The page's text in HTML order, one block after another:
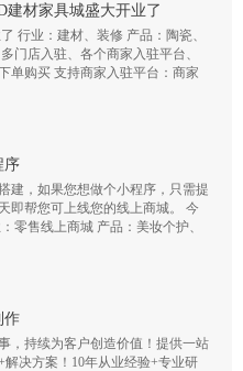
建材家具城盛大开业了
行业：建材、装修 产品：陶瓷、
门店入驻、各个商家入驻平台、
单购买 支持商家入驻平台：商家
序
建，如果您想做个小程序，只需提
即帮您可上线您的线上商城。 今
零售线上商城 产品：美妆个护、
作
，持续为客户创造价值！提供一站
决方案！10年从业经验+专业研